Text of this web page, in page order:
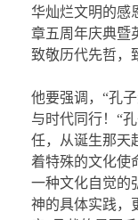
华灿烂文明的感
章五周年庆典暨
致敬历代先哲，
他要强调，“孔
与时代同行！“
任，从诞生那天
着特殊的文化使
一种文化自觉的
神的具体实践，